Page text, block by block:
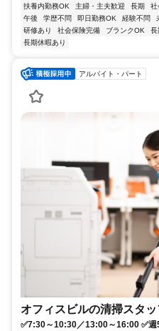
扶養内勤務OK 主婦・主夫歓迎 長期 社
午後
学歴不問 即日勤務OK 経験不問
研修あり
社会保険完備 ブランクOK 長
長期休暇あり
アルバイト・パート
オフィスビルの清掃スタッ
✅7:30～10:30／13:00～16:00 ✅週